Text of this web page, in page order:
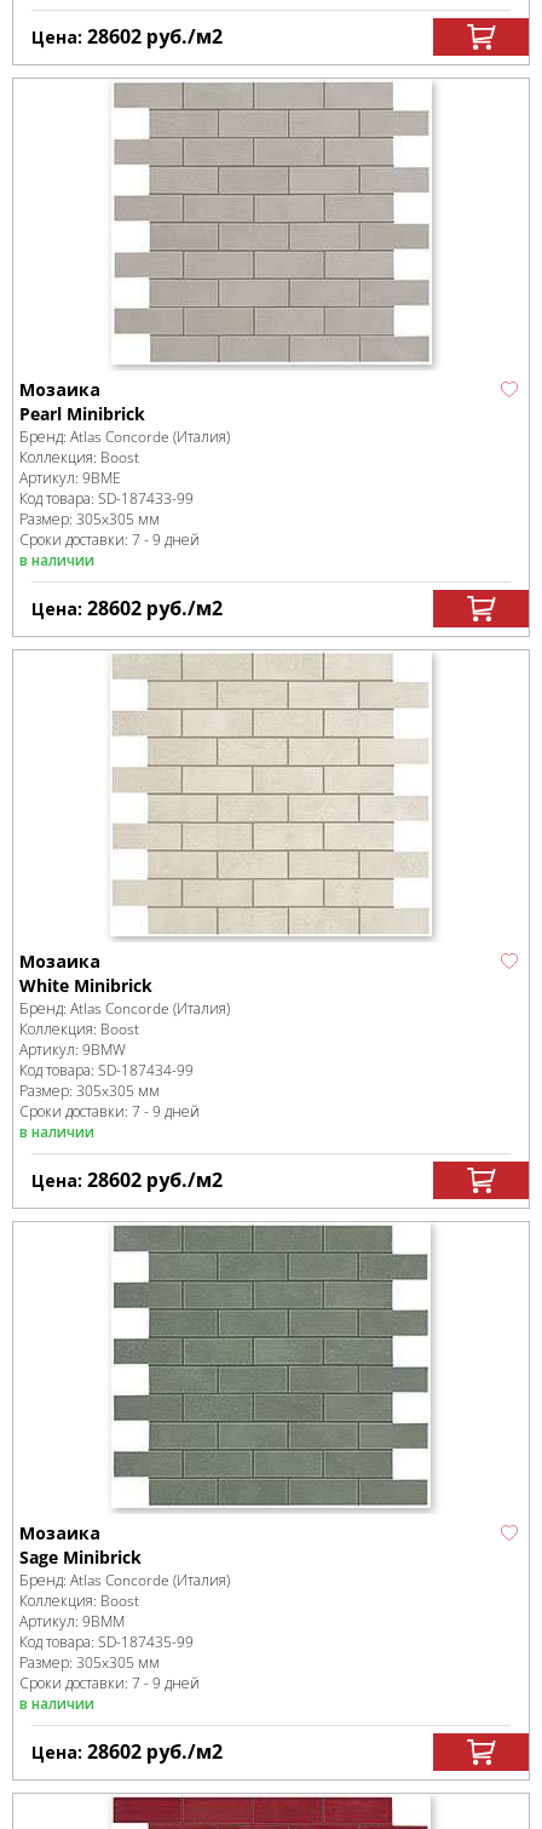
Цена: 28602 руб./м2
Мозаика
Pearl Minibrick
Бренд: Atlas Concorde (Италия)
Коллекция: Boost
Артикул: 9BME
Код товара: SD-187433-99
Размер: 305x305 мм
Сроки доставки: 7 - 9 дней
в наличии
Цена: 28602 руб./м2
Мозаика
White Minibrick
Бренд: Atlas Concorde (Италия)
Коллекция: Boost
Артикул: 9BMW
Код товара: SD-187434-99
Размер: 305x305 мм
Сроки доставки: 7 - 9 дней
в наличии
Цена: 28602 руб./м2
Мозаика
Sage Minibrick
Бренд: Atlas Concorde (Италия)
Коллекция: Boost
Артикул: 9BMM
Код товара: SD-187435-99
Размер: 305x305 мм
Сроки доставки: 7 - 9 дней
в наличии
Цена: 28602 руб./м2